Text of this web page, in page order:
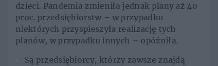
dzieci. Pandemia zmieniła jednak plany aż 40
proc. przedsiębiorstw – w przypadku
niektórych przyspieszyła realizację tych
planów, w przypadku innych – opóźniła.
– Są przedsiębiorcy, którzy zawsze znajdą